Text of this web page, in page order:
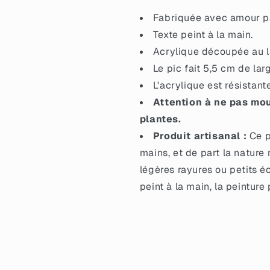
et
bleus
et
bleus
Fabriquée avec amour
Texte peint à la main.
Acrylique découpée au
Le pic fait 5,5 cm de
L'acrylique est
Attention à ne pas
plantes.
Produit artisanal : Ce
mains, et de part la
légères rayures ou petits
peint à la main, la